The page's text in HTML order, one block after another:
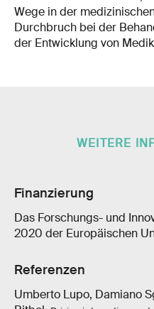
Wege in der
Durchbruch bei der
der Entwicklung von
WEITERE
Finanzierung
Das Forschungs- und
2020 der Europäischen
Referenzen
Umberto Lupo, Damiano